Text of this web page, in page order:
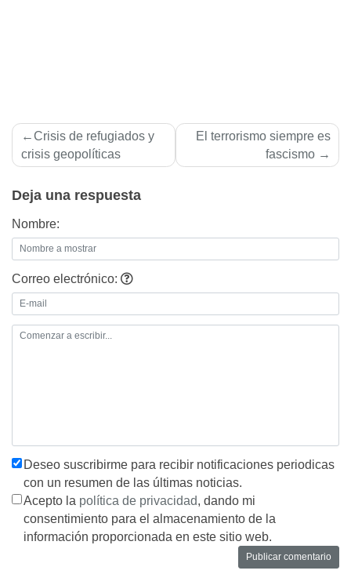
Navegación
de
Crisis de refugiados y
crisis geopolí­ticas
El terrorismo siempre es
fascismo
Deja una respuesta
Nombre:
Correo electrónico:
Deseo suscribirme para recibir notificaciones periodicas
con un resumen de las últimas noticias.
Acepto la política de privacidad, dando mi
consentimiento para el almacenamiento de la
información proporcionada en este sitio web.